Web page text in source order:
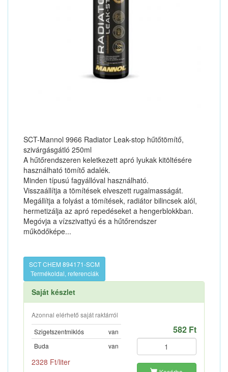
SCT-Mannol 9966 Radiator Leak-stop hűtőtömítő,
szivárgásgátló 250ml
A hűtőrendszeren keletkezett apró lyukak kitöltésére
használható tömítő adalék.
Minden típusú fagyállóval használható.
Visszaállítja a tömítések elveszett rugalmasságát.
Megállítja a folyást a tömítések, radiátor bilincsek alól,
hermetizálja az apró repedéseket a hengerblokkban.
Megóvja a vízszivattyú és a hűtőrendszer
működőképe...
SCT CHEM 894171-SCM
Termékoldal, referenciák
Saját készlet
Azonnal elérhető saját raktárról
Szigetszentmiklós
van
Buda
van
2328 Ft/liter
582 Ft